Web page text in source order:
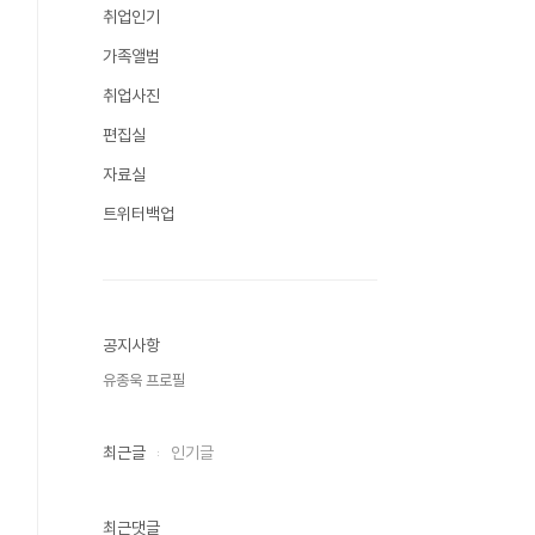
취업인기
가족앨범
취업사진
편집실
자료실
트위터백업
공지사항
유종욱 프로필
최근글 인기글
최근댓글